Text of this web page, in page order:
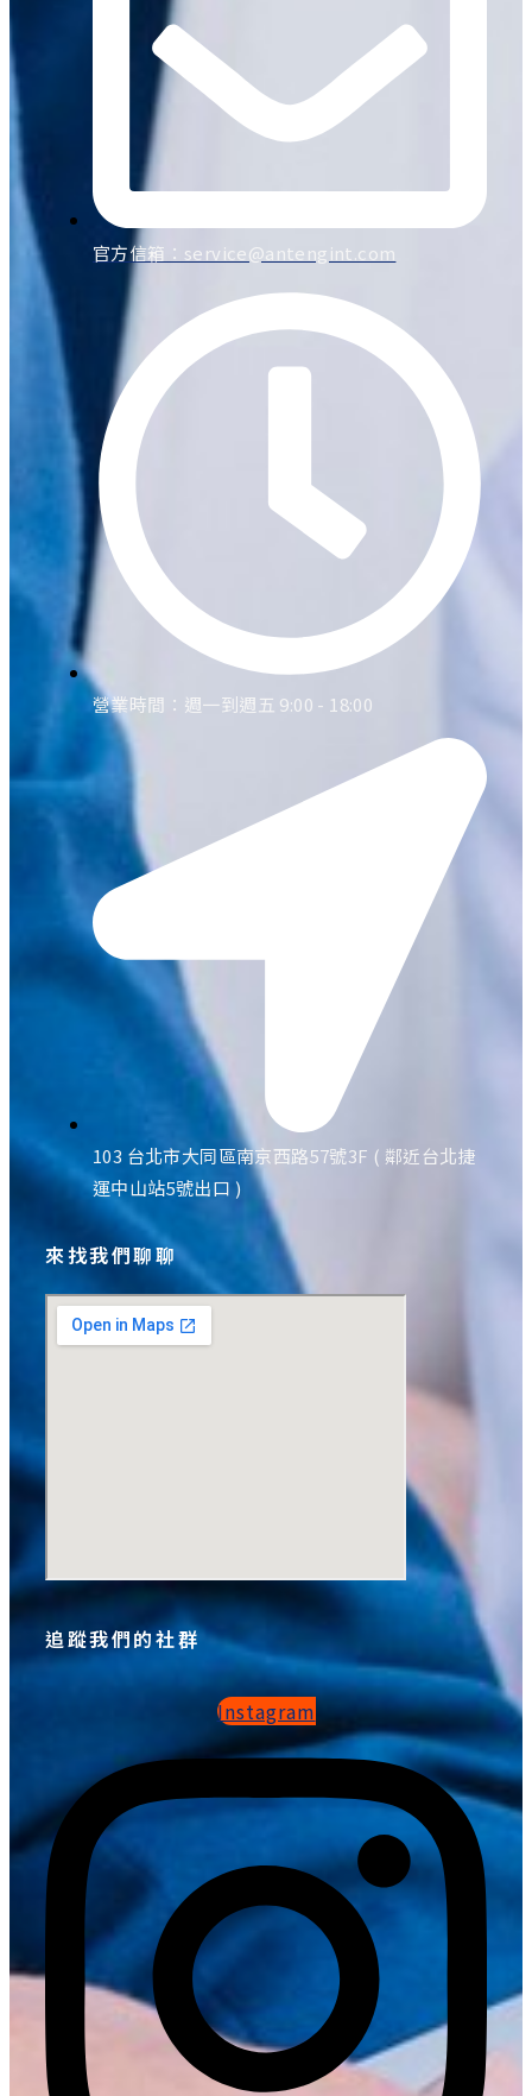
官方信箱： service@antengint.com
營業時間：週一到週五 9:00 - 18:00
103 台北市大同區南京西路57號3F ( 鄰近台北捷
運中山站5號出口 )
來找我們聊聊
追蹤我們的社群
Instagram